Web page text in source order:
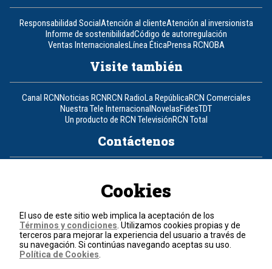
Responsabilidad SocialAtención al clienteAtención al inversionista
Informe de sostenibilidadCódigo de autorregulación
Ventas InternacionalesLínea ÉticaPrensa RCNOBA
Visite también
Canal RCNNoticias RCNRCN RadioLa RepúblicaRCN Comerciales
Nuestra Tele InternacionalNovelasFidesTDT
Un producto de RCN TelevisiónRCN Total
Contáctenos
Política de cookies
Términos y condiciones
© 2026, RCN Medios.
Todos los derechos reservados.
Cookies
El uso de este sitio web implica la aceptación de los
Términos y condiciones . Utilizamos cookies propias y de
terceros para mejorar la experiencia del usuario a través de
su navegación. Si continúas navegando aceptas su uso.
Política de Cookies